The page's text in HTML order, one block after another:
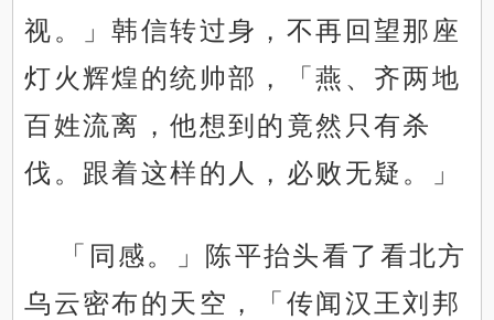
视。」韩信转过身，不再回望那座
灯火辉煌的统帅部，「燕、齐两地
百姓流离，他想到的竟然只有杀
伐。跟着这样的人，必败无疑。」
「同感。」陈平抬头看了看北方
乌云密布的天空，「传闻汉王刘邦